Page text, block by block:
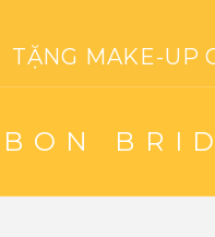
TẶNG MAKE-UP
BON